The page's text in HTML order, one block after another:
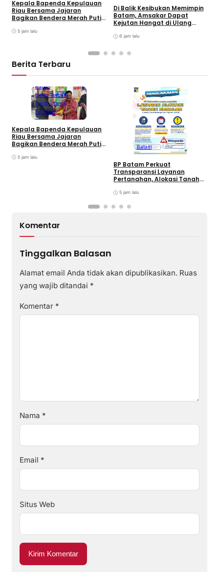
Kepala Bapenda Kepulauan
Riau Bersama Jajaran
Bagikan Bendera Merah Putih
Bermotor di Kantor Samsat
5 jam lalu
Di Balik Kesibukan Memimpin
Batam, Amsakar Dapat
Kejutan Hangat di Ulang
6 jam lalu
Berita Terbaru
Batam
Berita Terbaru
Berita Utama
Peristiwa
Kepala Bapenda Kepulauan
Riau Bersama Jajaran
Bagikan Bendera Merah Putih
Bermotor di Kantor Samsat
5 jam lalu
Batam
BP Batam Perkuat
Transparansi Layanan
Pertanahan, Alokasi Tanah
LMS5 jam lalu
Komentar
Tinggalkan Balasan
Alamat email Anda tidak akan dipublikasikan. Ruas
yang wajib ditandai *
Komentar *
Nama *
Email *
Situs Web